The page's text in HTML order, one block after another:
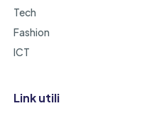
Tech
Fashion
ICT
Link utili